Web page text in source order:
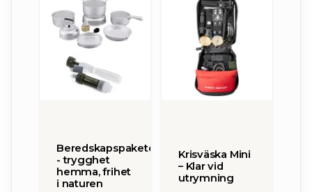
Beredskapspaketet
- trygghet
hemma, frihet
i naturen
Krisväska Mini
– Klar vid
utrymning